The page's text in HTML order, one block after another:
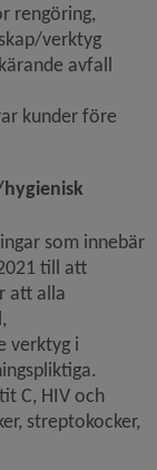
rengöring,
verktyg
avfall
kunder före
som innebär
till att
att alla
verktyg i
C, HIV och
streptokocker,